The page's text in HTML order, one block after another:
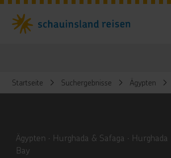
Startseite Suchergebnisse Ägypten
Ägypten ∙ Hurghada & Safaga ∙
Bay